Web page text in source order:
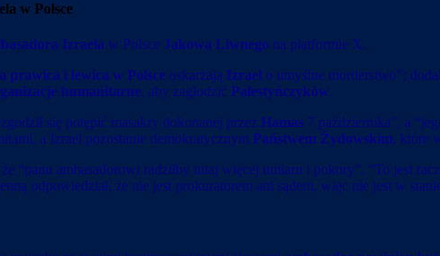
w Polsce
Izraela w Polsce Jakowa Liwnego na platformie X.
prawica i lewica w Polsce oskarżają Izrael o umyślne morderstwo”;
humanitarne, aby zagłodzić Palestyńczyków.
się potępić masakry dokonanej przez Hamas 7 października”, a
a Izrael pozostanie demokratycznym Państwem Żydowskim, które
że “panu ambasadorowi radziłby tutaj więcej umiaru i pokory”. “To jest
odpowiedział, że nie jest prokuratorem ani sądem, więc nie jest w